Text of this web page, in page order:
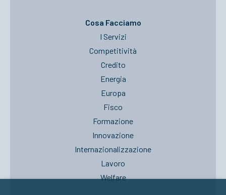
Cosa Facciamo
I Servizi
Competitività
Credito
Energia
Europa
Fisco
Formazione
Innovazione
Internazionalizzazione
Lavoro
Welfare